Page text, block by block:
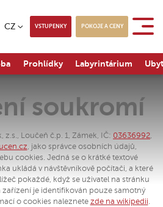
CZ VSTUPENKY POKOJE A CENY
Prohlídky Labyrintárium
soukromí
Loučeň č.p. 1, Zámek, IČ: 03636992,
, jako správce osobních údajů,
cookies. Jedná se o krátké textové
ukládá v návštěvníkově počítači, a které
pokaždé, když se uživatel na stránku
zařízení je identifikován pouze samotný
o cookies naleznete zde na wikipedii.